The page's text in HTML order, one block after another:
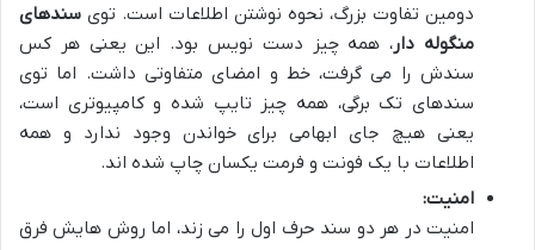
دومین تفاوت بزرگ، نحوه نوشتن اطلاعات است. توی سندهای
منگوله دار، همه چیز دست نویس بود. این یعنی هر کس
سندش را می گرفت، خط و امضای متفاوتی داشت. اما توی
سندهای تک برگی، همه چیز تایپ شده و کامپیوتری است،
یعنی هیچ جای ابهامی برای خواندن وجود ندارد و همه
اطلاعات با یک فونت و فرمت یکسان چاپ شده اند.
امنیت:
امنیت در هر دو سند حرف اول را می زند، اما روش هایش فرق